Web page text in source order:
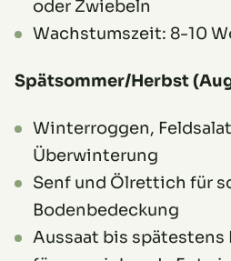
oder Zwiebeln
Wachstumszeit: 8-10
Spätsommer/Herbst
Winterroggen,
Überwinterung
Senf und Ölrettich für
Bodenbedeckung
Aussaat bis